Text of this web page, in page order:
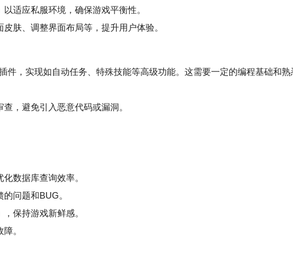
应私服环境，确保游戏平衡性。
、调整界面布局等，提升用户体验。
，实现如自动任务、特殊技能等高级功能。这需要一定的编程基础和熟
，避免引入恶意代码或漏洞。
数据库查询效率。
问题和BUG。
保持游戏新鲜感。
。